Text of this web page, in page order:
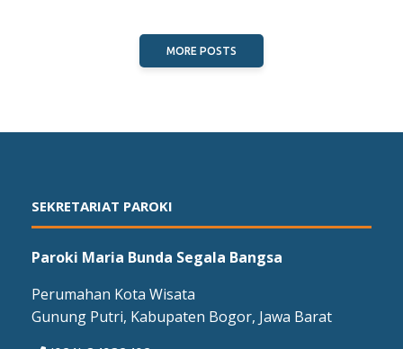
MORE POSTS
SEKRETARIAT PAROKI
Paroki Maria Bunda Segala Bangsa
Perumahan Kota Wisata
Gunung Putri, Kabupaten Bogor, Jawa Barat